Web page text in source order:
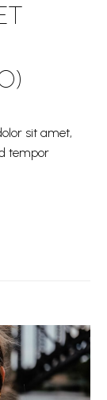
sit amet,
tempor